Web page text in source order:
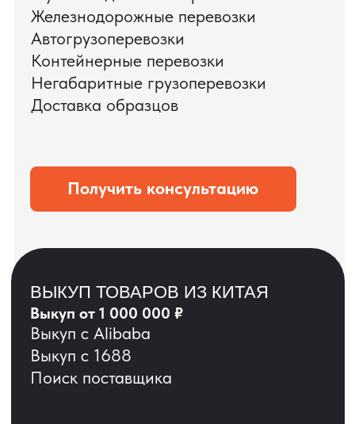
ДО ОПЛАТЫ
ОСТАВЬТЕ ЗАЯВКУ
Мы вернёмся с расчётом и фото после
технической проверки